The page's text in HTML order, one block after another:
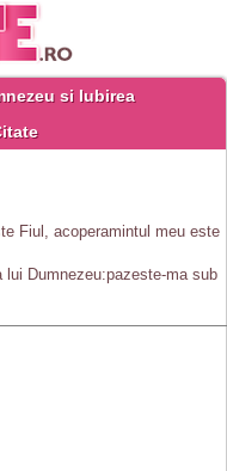
si Iubirea
Fiul, acoperamintul meu este
Dumnezeu:pazeste-ma sub